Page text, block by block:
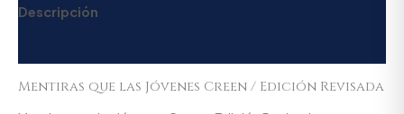
Descripción
Mentiras que las Jóvenes Creen / Edición Revisada